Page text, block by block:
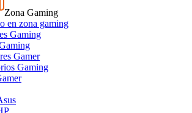
Zona Gaming
en zona gaming
Gaming
Gamer
Gaming